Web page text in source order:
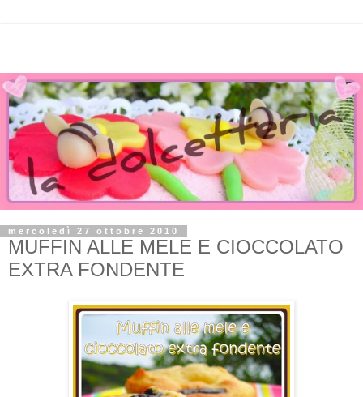
mercoledì 27 ottobre 2010
MUFFIN ALLE MELE E CIOCCOLATO
EXTRA FONDENTE